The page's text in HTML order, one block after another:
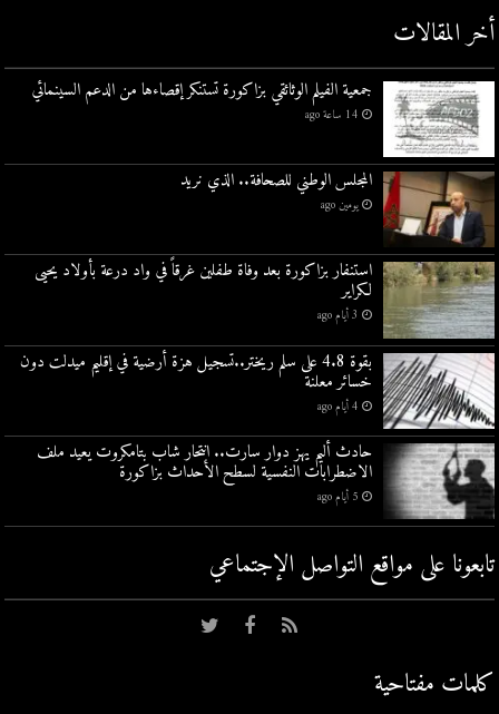
أخر المقالات
جمعية الفيلم الوثائقي بزاكورة تستنكر إقصاءها من الدعم السينمائي
14 ساعة ago
المجلس الوطني للصحافة.. الذي نريد
يومين ago
استنفار بزاكورة بعد وفاة طفلين غرقاً في واد درعة بأولاد يحيى
لكراير
3 أيام ago
بقوة 4.8 على سلم ريختر..تسجيل هزة أرضية في إقليم ميدلت دون
خسائر معلنة
4 أيام ago
حادث أليم يهز دوار سارت.. انتحار شاب بتامكروت يعيد ملف
الاضطرابات النفسية لسطح الأحداث بزاكورة
5 أيام ago
تابعونا على مواقع التواصل اﻹجتماعي
كلمات مفتاحية